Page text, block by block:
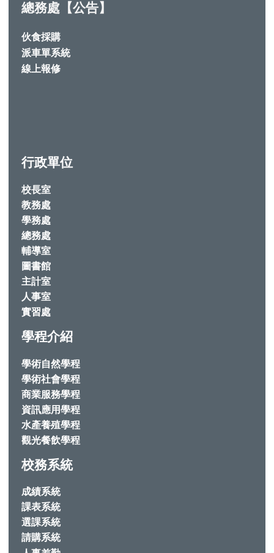
總務處【公告】
伙食採購
派車單系統
線上報修
行政單位
校長室
教務處
學務處
總務處
輔導室
圖書館
主計室
人事室
實習處
學程介紹
學術自然學程
學術社會學程
商業服務學程
資訊應用學程
水產養殖學程
觀光餐飲學程
校務系統
成績系統
課表系統
選課系統
請購系統